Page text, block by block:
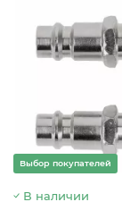
Выбор покупателей
В наличии